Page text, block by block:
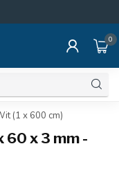
0
(1 x 600 cm)
x 3 mm -